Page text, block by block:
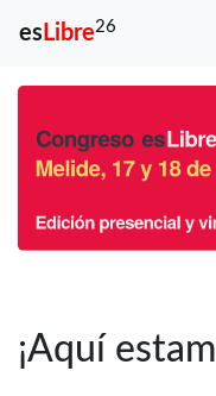
es Libre26
¡Aquí